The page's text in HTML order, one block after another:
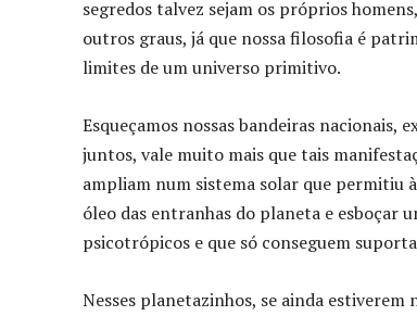
segredos talvez sejam os próprios
outros graus, já que nossa filosofia é
limites de um universo primitivo.
Esqueçamos nossas bandeiras nacionais,
juntos, vale muito mais que tais
ampliam num sistema solar que permitiu
óleo das entranhas do planeta e esboçar
psicotrópicos e que só conseguem
Nesses planetazinhos, se ainda